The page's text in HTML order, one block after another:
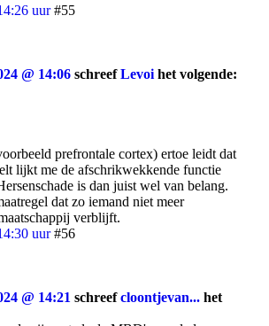
uur #55
@ 14:06 schreefLevoi het volgende:
prefrontale cortex) ertoe leidt dat
lijkt me de afschrikwekkende functie
is dan juist wel van belang.
dat zo iemand niet meer
verblijft.
uur #56
@ 14:21 schreefcloontjevan... het